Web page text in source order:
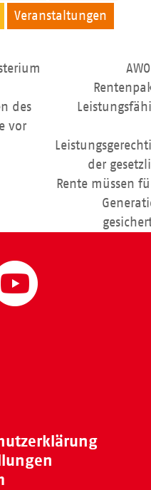
Veranstaltungen
des
vor
Nächster
Beitrag:
der
Rente müssen